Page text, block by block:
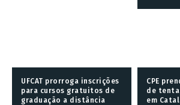
UFCAT prorroga inscrições
para cursos gratuitos de
graduação a distância
CPE
de
em